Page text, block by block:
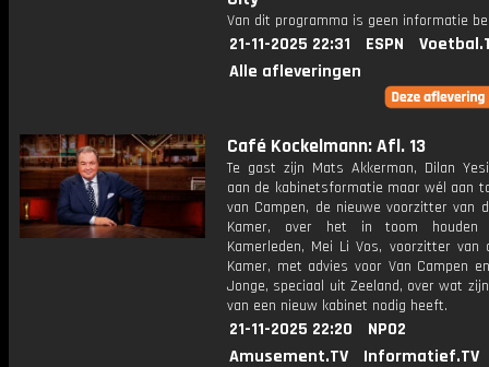
Van dit programma is geen informatie
21-11-2025 22:31 ESPN
Alle afleveringen
Café Kockelmann: Afl. 13
Te gast zijn Mats Akkerman, Dilan
aan de kabinetsformatie maar wél aan
van Campen, de nieuwe voorzitter van
Kamer, over het in toom houden
Kamerleden, Mei Li Vos, voorzitter van
Kamer, met advies voor Van Campen
Jonge, speciaal uit Zeeland, over wat
van een nieuw kabinet nodig heeft.
21-11-2025 22:20
NPO2
Amusement.TV
Informatief.TV